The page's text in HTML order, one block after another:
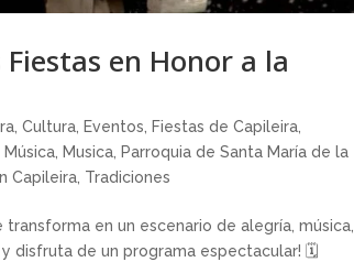
en Honor a la
,Cultura, Eventos, Fiestas de Capileira,
Música, Musica, Parroquia de Santa María de la
Capileira, Tradiciones
en un escenario de alegría, música,
disfruta de un programa espectacular! 🗓